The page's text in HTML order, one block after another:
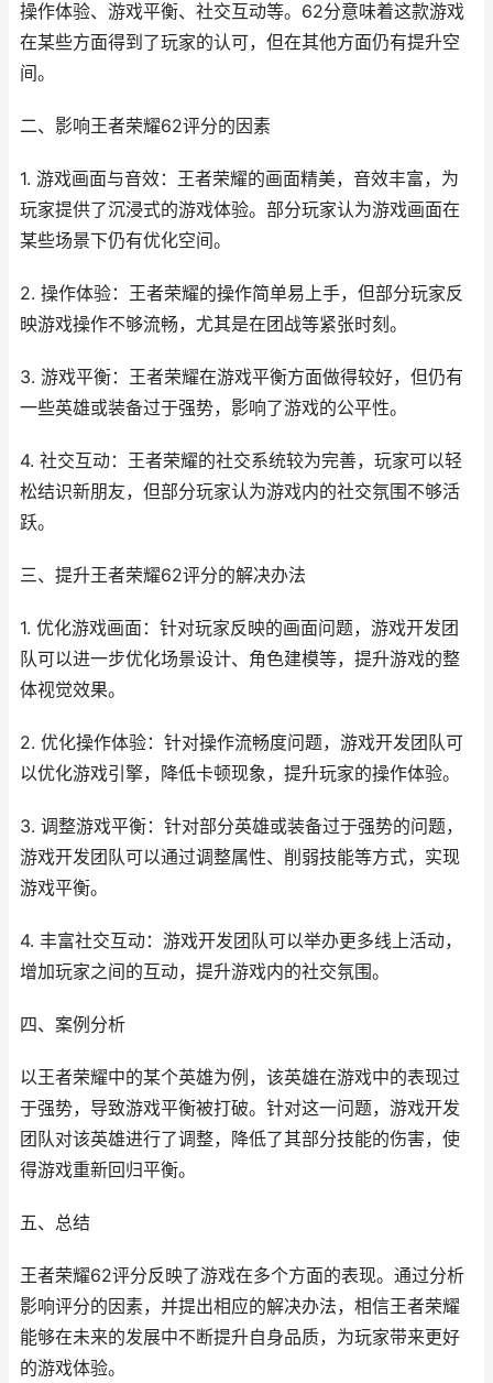
操作体验、游戏平衡、社交互动等。62分意味着这款游戏
在某些方面得到了玩家的认可，但在其他方面仍有提升空
间。
二、影响王者荣耀62评分的因素
1. 游戏画面与音效：王者荣耀的画面精美，音效丰富，为
玩家提供了沉浸式的游戏体验。部分玩家认为游戏画面在
某些场景下仍有优化空间。
2. 操作体验：王者荣耀的操作简单易上手，但部分玩家反
映游戏操作不够流畅，尤其是在团战等紧张时刻。
3. 游戏平衡：王者荣耀在游戏平衡方面做得较好，但仍有
一些英雄或装备过于强势，影响了游戏的公平性。
4. 社交互动：王者荣耀的社交系统较为完善，玩家可以轻
松结识新朋友，但部分玩家认为游戏内的社交氛围不够活
跃。
三、提升王者荣耀62评分的解决办法
1. 优化游戏画面：针对玩家反映的画面问题，游戏开发团
队可以进一步优化场景设计、角色建模等，提升游戏的整
体视觉效果。
2. 优化操作体验：针对操作流畅度问题，游戏开发团队可
以优化游戏引擎，降低卡顿现象，提升玩家的操作体验。
3. 调整游戏平衡：针对部分英雄或装备过于强势的问题，
游戏开发团队可以通过调整属性、削弱技能等方式，实现
游戏平衡。
4. 丰富社交互动：游戏开发团队可以举办更多线上活动，
增加玩家之间的互动，提升游戏内的社交氛围。
四、案例分析
以王者荣耀中的某个英雄为例，该英雄在游戏中的表现过
于强势，导致游戏平衡被打破。针对这一问题，游戏开发
团队对该英雄进行了调整，降低了其部分技能的伤害，使
得游戏重新回归平衡。
五、总结
王者荣耀62评分反映了游戏在多个方面的表现。通过分析
影响评分的因素，并提出相应的解决办法，相信王者荣耀
能够在未来的发展中不断提升自身品质，为玩家带来更好
的游戏体验。